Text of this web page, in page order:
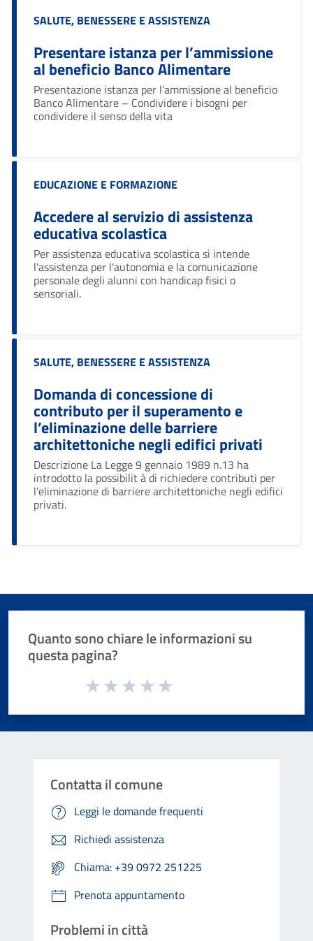
Categoria:
SALUTE, BENESSERE E ASSISTENZA
Presentare istanza per l’ammissione
al beneficio Banco Alimentare
Presentazione istanza per l’ammissione al beneficio
Banco Alimentare – Condividere i bisogni per
condividere il senso della vita
Categoria:
EDUCAZIONE E FORMAZIONE
Accedere al servizio di assistenza
educativa scolastica
Per assistenza educativa scolastica si intende
l'assistenza per l'autonomia e la comunicazione
personale degli alunni con handicap fisici o
sensoriali.
Categoria:
SALUTE, BENESSERE E ASSISTENZA
Domanda di concessione di
contributo per il superamento e
l’eliminazione delle barriere
architettoniche negli edifici privati
Descrizione La Legge 9 gennaio 1989 n.13 ha
introdotto la possibilit à di richiedere contributi per
l'eliminazione di barriere architettoniche negli edifici
privati.
Quanto sono chiare le informazioni su
questa pagina?
Valuta da 1 a 5 stelle la pagina
Contatta il comune
Leggi le domande frequenti
Richiedi assistenza
Chiama: +39 0972 251225
Prenota appuntamento
Problemi in città
smart_toy Come posso esserti utile?